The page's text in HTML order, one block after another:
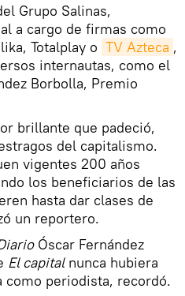
Grupo Salinas,
a cargo de firmas como
Totalplay o TV Azteca ,
internautas, como el
Borbolla, Premio
brillante que padeció,
del capitalismo.
vigentes 200 años
los beneficiarios de las
hasta dar clases de
un reportero.
Óscar Fernández
El capitalnunca hubiera
como periodista, recordó.